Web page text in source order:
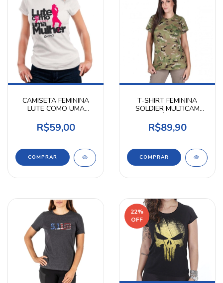
CAMISETA FEMININA
LUTE COMO UMA
R$59,00
COMPRAR
T-SHIRT FEMININA
SOLDIER MULTICAM
R$89,90
COMPRAR
22%
OFF